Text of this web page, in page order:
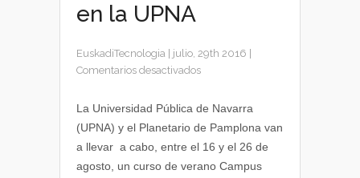
en la UPNA
EuskadiTecnologia julio, 29th 2016
Comentarios desactivadosen
Internacional
Robótica
Educativa
en
La Universidad Pública de Navarra
(UPNA) y el Planetario de Pamplona van
a llevar a cabo, entre el 16 y el 26 de
agosto, un curso de verano Campus